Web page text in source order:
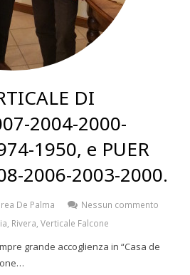
DI
2004-2000-
1950, e PUER
2006-2003-2000.
De Palma
Nessun commento
Rivera Verticale Falcone
grande accoglienza in “Casa de